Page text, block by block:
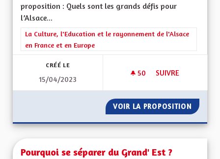
proposition : Quels sont les grands défis pour
l’Alsace...
Filtrer les résultats de la catégorie : La Culture, l'Education et
La Culture, l'Education et le rayonnement de l'Alsace
en France et en Europe
CRÉÉ LE
15/04/2023
50 50 ABONNÉS
SUIVRE
VOIR LA PROPOSITION UNE
Pourquoi se séparer du Grand' Est ?